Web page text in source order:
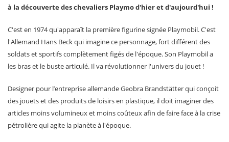
à la découverte des chevaliers Playmo d'hier et d'aujourd'hui !
C'est en 1974 qu'apparaît la première figurine signée Playmobil. C'est
l'Allemand Hans Beck qui imagine ce personnage, fort différent des
soldats et sportifs complètement figés de l'époque. Son Playmobil a
les bras et le buste articulé. Il va révolutionner l'univers du jouet !
Designer pour l’entreprise allemande Geobra Brandstätter qui conçoit
des jouets et des produits de loisirs en plastique, il doit imaginer des
articles moins volumineux et moins coûteux afin de faire face à la crise
pétrolière qui agite la planète à l'époque.